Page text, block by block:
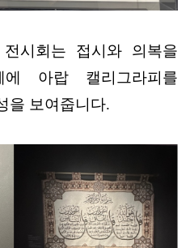
시회는 접시와 의복을
아랍 캘리그라피를
을 보여줍니다.